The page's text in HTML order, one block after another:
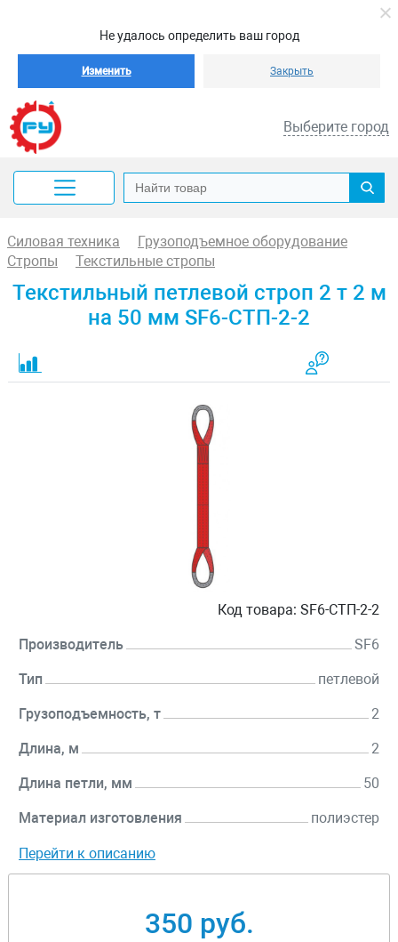
Не удалось определить ваш город
Изменить Закрыть
Выберите город
Силовая техника
Грузоподъемное оборудование
Стропы
Текстильные стропы
Текстильный петлевой строп 2 т 2 м
на 50 мм SF6-СТП-2-2
Код товара: SF6-СТП-2-2
Производитель SF6
Тип петлевой
Грузоподъемность, т 2
Длина, м 2
Длина петли, мм 50
Материал изготовления полиэстер
Перейти к описанию
350 руб.